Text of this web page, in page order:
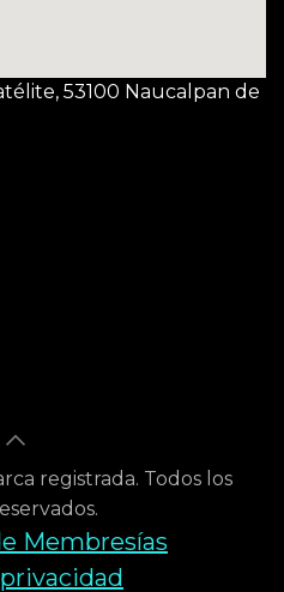
53100 Naucalpan de
registrada. Todos los
Membresías